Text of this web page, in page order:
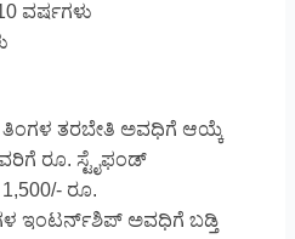
ವರ್ಷಗಳು
ತಿಂಗಳ ತರಬೇತಿ ಅವಧಿಗೆ ಆಯ್ಕೆ
ರೂ. ಸ್ಟೈಫಂಡ್
ರೂ.
ಇಂಟರ್ನ್‌ಶಿಪ್ ಅವಧಿಗೆ ಬಡ್ತಿ